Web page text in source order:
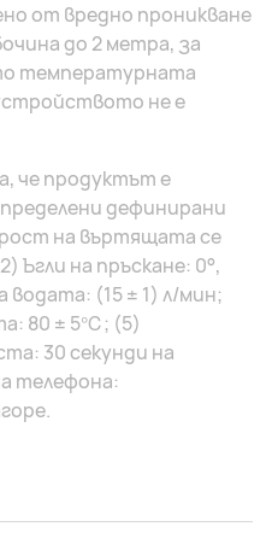
от вредно проникване
до 2 метра, за
температурната
не е
че продуктът е
дефинирани
на въртящата се
Ъгли на пръскане: 0°,
водата: (15 ± 1) л/мин;
80 ± 5℃; (5)
30 секунди на
телефона: